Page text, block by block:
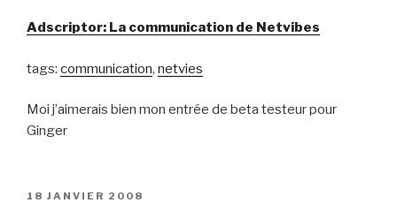
Adscriptor: La communication de Netvibes
tags: communication, netvies
Moi j’aimerais bien mon entrée de beta testeur pour
Ginger
PUBLIÉ
18 JANVIER 2008